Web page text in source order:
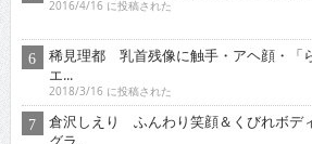
エ...
2018/3/16 に投稿された
倉沢しえり ふんわり笑顔＆くびれボディ
グラ...
2021/2/16 に投稿された